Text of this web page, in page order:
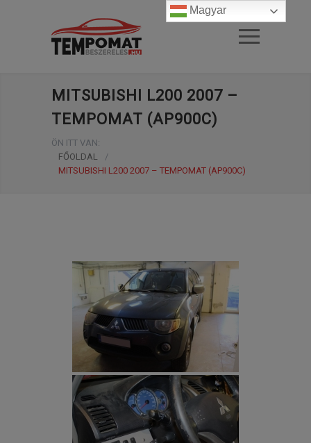
MITSUBISHI L200 2007 –
TEMPOMAT (AP900C)
ÖN ITT VAN:
FŐOLDAL
/
MITSUBISHI L200 2007 – TEMPOMAT (AP900C)
Magyar